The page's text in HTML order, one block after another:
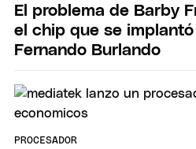
El problema de Barby
el chip que se
Fernando Burlando
PROCESADOR